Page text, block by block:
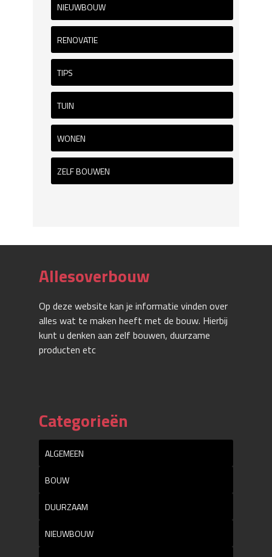
NIEUWBOUW
RENOVATIE
TIPS
TUIN
WONEN
ZELF BOUWEN
Allesoverbouw
Op deze website kan je informatie vinden over
alles wat te maken heeft met de bouw. Hierbij
kunt u denken aan zelf bouwen, duurzame
producten etc
Categorieën
ALGEMEEN
BOUW
DUURZAAM
NIEUWBOUW